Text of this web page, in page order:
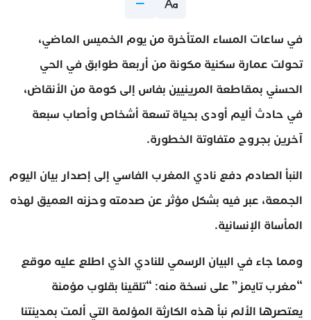
في ساعات المساء المتأخرة من يوم الخميس الماضي،
تحولت عمارة سكنية مكونة من أربعة طوابق في الحي
الحسني بمقاطعة المرينيين بفاس إلى كومة من الأنقاض،
في حادث أليم أودى بحياة تسعة أشخاص وأصاب سبعة
آخرين بجروح متفاوتة الخطورة.
النبأ الصادم دفع نادي المغرب الفاسي إلى إصدار بيان اليوم
الجمعة، عبر فيه بشكل مؤثر عن صدمته وحزنه العميق لهذه
المأساة الإنسانية.
ومما جاء في البيان الرسمي للنادي الذي اطلع عليه موقع
“مغرب تايمز” على نسخة منه: “تلقينا بقلوب مؤمنة
يعتصرها الألم نبأ هذه الكارثة المؤلمة التي ألمت بمدينتنا